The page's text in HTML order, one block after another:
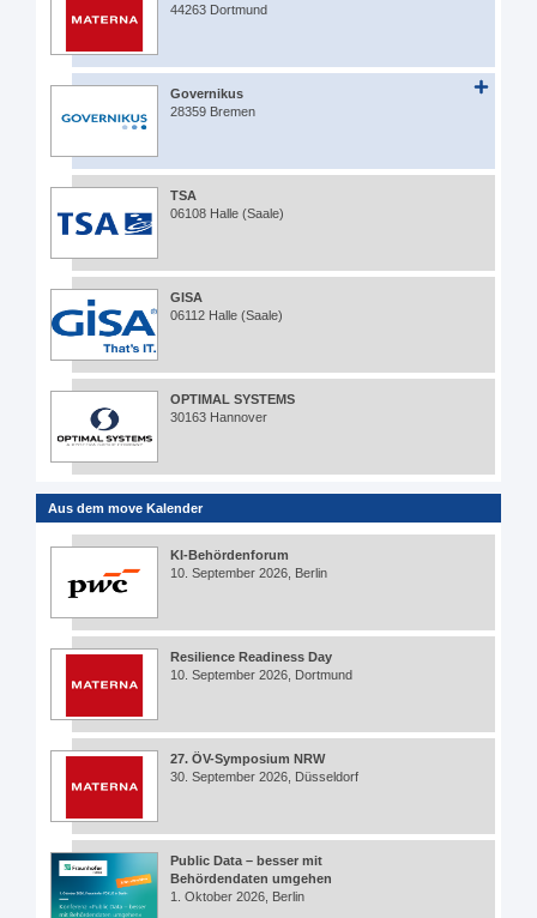
44263 Dortmund
Governikus
28359 Bremen
TSA
06108 Halle (Saale)
GISA
06112 Halle (Saale)
OPTIMAL SYSTEMS
30163 Hannover
Aus dem move Kalender
KI-Behördenforum
10. September 2026, Berlin
Resilience Readiness Day
10. September 2026, Dortmund
27. ÖV-Symposium NRW
30. September 2026, Düsseldorf
Public Data – besser mit
Behördendaten umgehen
1. Oktober 2026, Berlin